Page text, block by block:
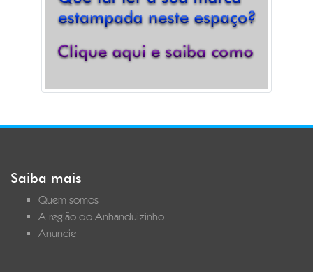
Saiba mais
Quem somos
A região do Anhanduizinho
Anuncie